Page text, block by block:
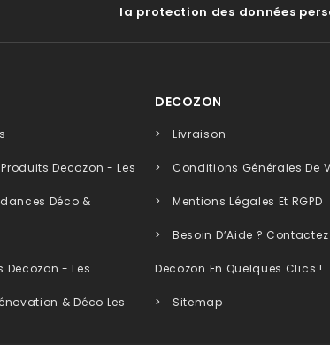
la protection des données
Decozon - Les
Déco &
Decozon - Les
& Déco Les
DECOZON
Livraison
Conditions Générales De
Mentions Légales Et RGPD
Besoin D’Aide ? Contactez
Decozon En Quelques Clics !
Sitemap